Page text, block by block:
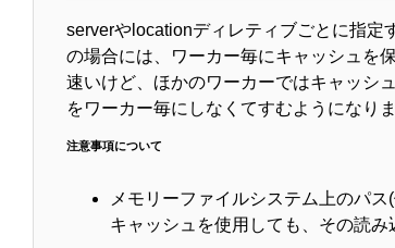
serverやlocationディレティブごとに指定
の場合には、ワーカー毎にキャッシュを
速いけど、ほかのワーカーではキャッシ
をワーカー毎にしなくてすむようになりま
注意事項について
メモリーファイルシステム上のパ
キャッシュを使用しても、その読